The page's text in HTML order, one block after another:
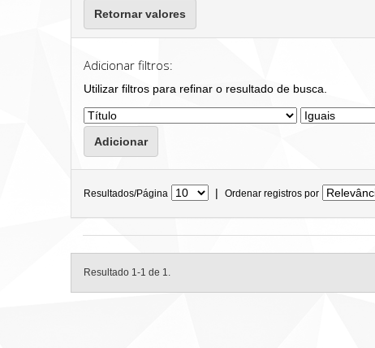
Retornar valores
Adicionar filtros:
Utilizar filtros para refinar o resultado de busca.
Resultados/Página | Ordenar registros por
Resultado 1-1 de 1.